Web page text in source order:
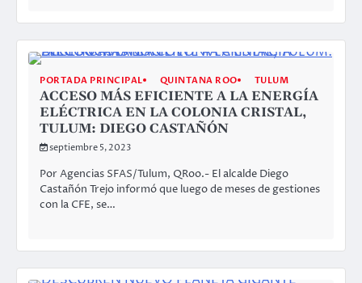
PORTADA PRINCIPAL QUINTANA ROO TULUM
ACCESO MÁS EFICIENTE A LA ENERGÍA
ELÉCTRICA EN LA COLONIA CRISTAL,
TULUM: DIEGO CASTAÑÓN
septiembre 5, 2023
Por Agencias SFAS/Tulum, QRoo.- El alcalde Diego
Castañón Trejo informó que luego de meses de gestiones
con la CFE, se…